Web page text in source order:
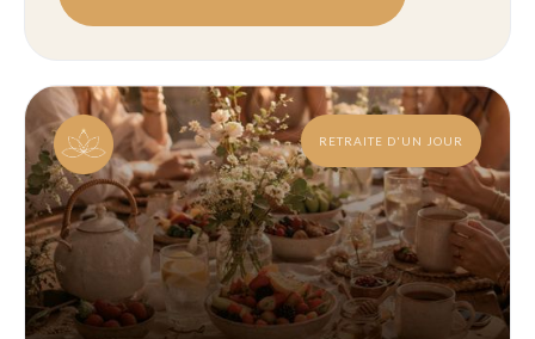
RETRAITE D'UN JOUR